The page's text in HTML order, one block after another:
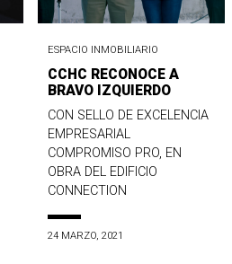
ESPACIO INMOBILIARIO
CCHC RECONOCE A
BRAVO IZQUIERDO
CON SELLO DE EXCELENCIA
EMPRESARIAL
COMPROMISO PRO, EN
OBRA DEL EDIFICIO
CONNECTION
24 MARZO, 2021